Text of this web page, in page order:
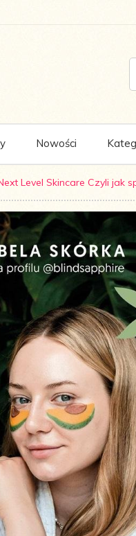
Nowości
Level Skincare Czyli jak